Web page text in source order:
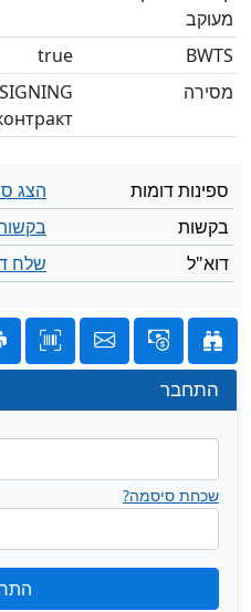
מעוקב
BWTS
true
מסירה
контракт
ספינות דומות
הצג
בקשות
דוא"ל
שלח
התחבר
שכחת סיסמה?